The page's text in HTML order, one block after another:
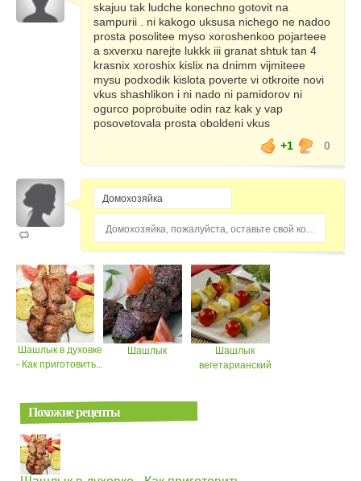
skajuu tak ludche konechno gotovit na
sampurii . ni kakogo uksusa nichego ne nadoo
prosta posolitee myso xoroshenkoo pojarteee
a sxverxu narejte lukkk iii granat shtuk tan 4
krasnix xoroshix kislix na dnimm vijmiteee
mysu podxodik kislota poverte vi otkroite novi
vkus shashlikon i ni nado ni pamidorov ni
ogurco poprobuite odin raz kak y vap
posovetovala prosta oboldeni vkus
+1
0
Домохозяйка, пожалуйста, оставьте свой комментарий...
Шашлык в духовке
- Как приготовить...
Шашлык
Шашлык
вегетарианский
Похожие рецепты